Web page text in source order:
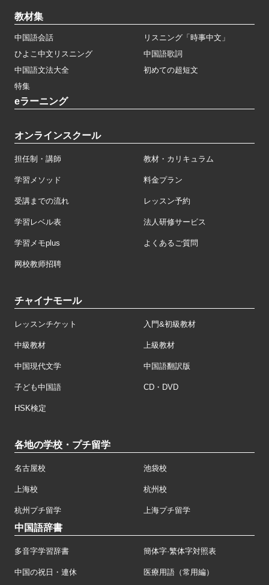
教材集
中国語会話
リスニング「時事中文」
ひよこ中文リスニング
中国語歌詞
中国語文法大全
初めての超短文
特集
eラーニング
オンラインスクール
担任制・講師 教材・カリキュラム
学習メソッド 料金プラン
受講までの流れ レッスン予約
学習レベル表 法人研修サービス
学習メモplus よくあるご質問
网校教师招聘
チャイナモール
レッスンチケット 入門&初級教材
中級教材 上級教材
中国現代文学 中国語翻訳版
子ども中国語 CD・DVD
HSK検定
各地の学校・プチ留学
名古屋校 池袋校
上海校 杭州校
杭州プチ留学 上海プチ留学
中国語辞書
多音字学習辞書 簡体字·繁体字対照表
中国の祝日・連休 医療用語（常用編）